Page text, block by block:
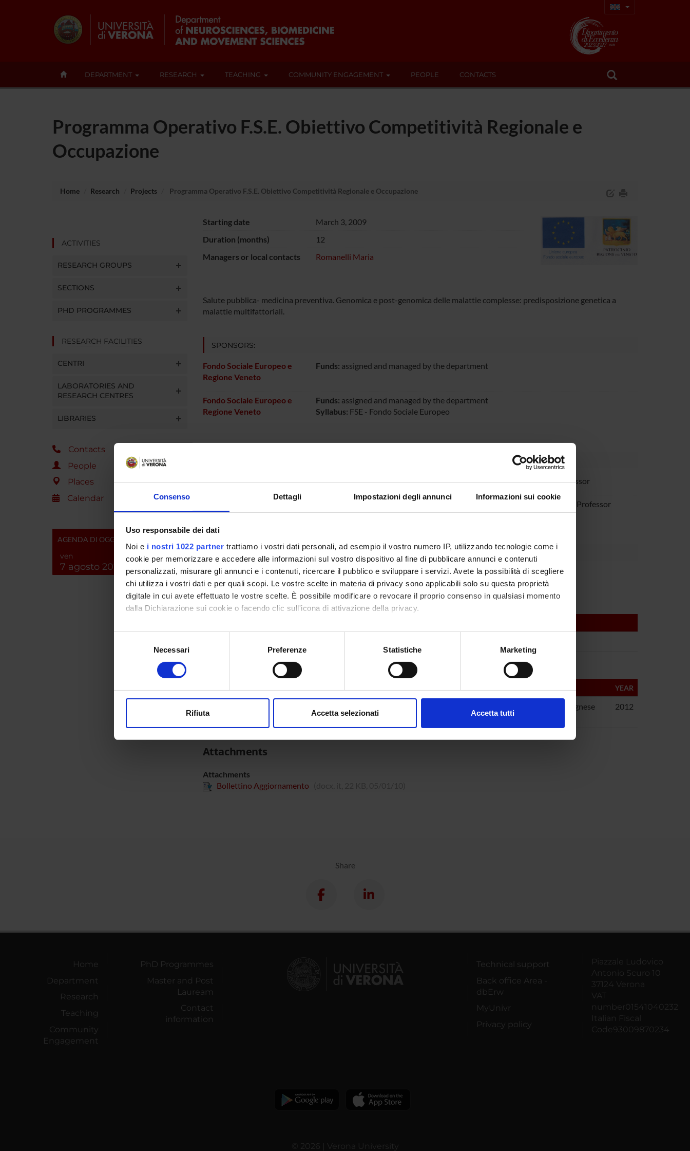
Consenso Dettagli Impostazioni degli annunci Informazioni sui cookie
Uso responsabile dei dati
Noi e i nostri 1022 partner trattiamo i vostri dati personali, ad esempio il vostro numero IP, utilizzando tecnologie come i
cookie per memorizzare e accedere alle informazioni sul vostro dispositivo al fine di pubblicare annunci e contenuti
personalizzati, misurare gli annunci e i contenuti, ricercare il pubblico e sviluppare i servizi. Avete la possibilità di scegliere
chi utilizza i vostri dati e per quali scopi. Le vostre scelte in materia di privacy sono applicabili solo su questa proprietà
digitale in cui avete effettuato le vostre scelte. È possibile modificare o revocare il proprio consenso in qualsiasi momento
dalla Dichiarazione sui cookie o facendo clic sull'icona di attivazione della privacy.
Con il tuo consenso, vorremmo anche:
raccogliere informazioni sulla tua posizione geografica, con un'approssimazione di qualche metro,
digitali).
modificare o ritirare il tuo consenso in qualsiasi momento dalla Dichiarazione sui cookie.
di analisi dei dati web, pubblicità e social media, i quali potrebbero combinarle con altre informazioni che hai fornito loro o
Necessari Preferenze Statistiche Marketing
Rifiuta Accetta selezionati Accetta tutti
DEPARTMENT RESEARCH TEACHING COMMUNITY ENGAGEMENT PEOPLE CONTACTS
Programma Operativo F.S.E. Obiettivo Competitività Regionale e
Occupazione
Home Research Projects Programma Operativo F.S.E. Obiettivo Competitività Regionale e Occupazione
ACTIVITIES
RESEARCH GROUPS
SECTIONS
PHD PROGRAMMES
RESEARCH FACILITIES
CENTRI
LABORATORIES AND
RESEARCH CENTRES
LIBRARIES
Contacts
People
Places
Calendar
AGENDA DI OGGI
ven
7 agosto 2026
Starting date
March 3, 2009
Duration (months)
12
Managers or local contacts
Romanelli Maria
Salute pubblica- medicina preventiva. Genomica e post-genomica delle malattie complesse: predisposizione genetica a
malattie multifattoriali.
SPONSORS:
Fondo Sociale Europeo e
Regione Veneto
Funds: assigned and managed by the department
Fondo Sociale Europeo e
Regione Veneto
Funds: assigned and managed by the department
Syllabus: FSE - Fondo Sociale Europeo
Francesca Avesani Maria Romanelli Full Professor
Associate Professor
COLLABORATORI ESTERNI
Laboratorio Analisi
genetiche
CITOTEST Partner
YEAR
Raver2 ribonucleoprotein gene.
Romanelli, Maria; Lorenzi, Pamela; Diani, Erica; Filippello, Agnese
Rita Filippa Tindara; Avesani, F; Morandi, Carlo
2012
Attachments
Attachments
Bollettino Aggiornamento
Share
Home
Department
Research
Teaching
Community
Engagement
PhD Programmes
Master and Post
Lauream
Contact
information
Technical support
Back office Area -
dbErw
MyUnivr
Privacy policy
Piazzale Ludovico
Antonio Scuro 10
37124 Verona
VAT
number01541040232
Italian Fiscal
Code93009870234
© 2026 | Verona University